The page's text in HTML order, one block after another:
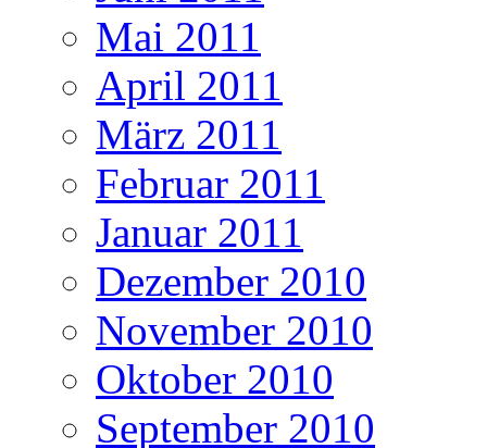
Mai 2011
April 2011
März 2011
Februar 2011
Januar 2011
Dezember 2010
November 2010
Oktober 2010
September 2010